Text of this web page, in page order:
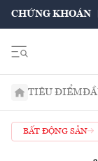
CHỨNG KHOÁN
TIÊU ĐIỂM
BẤT ĐỘNG SẢN